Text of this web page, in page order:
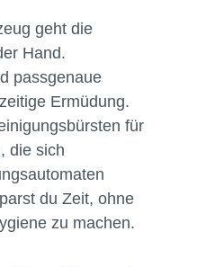
geht die
Hand.
passgenaue
Ermüdung.
für
die sich
du Zeit, ohne
zu machen.